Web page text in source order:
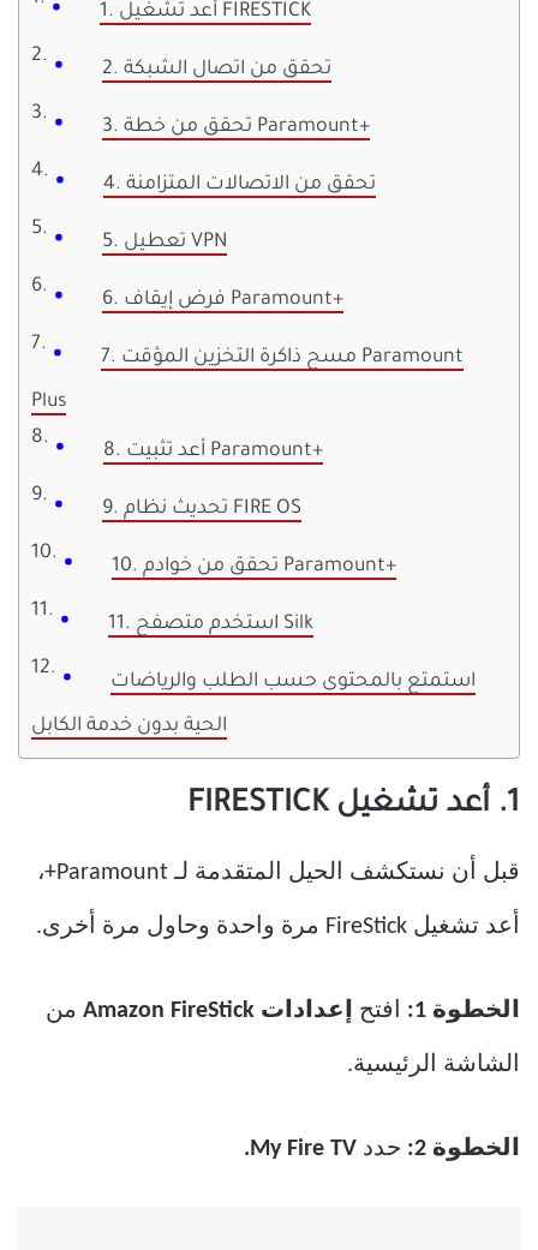
1. أعد تشغيل FIRESTICK
2. تحقق من اتصال الشبكة
3. تحقق من خطة Paramount+
4. تحقق من الاتصالات المتزامنة
5. تعطيل VPN
6. فرض إيقاف Paramount+
7. مسح ذاكرة التخزين المؤقت Paramount
Plus
8. أعد تثبيت Paramount+
9. تحديث نظام FIRE OS
10. تحقق من خوادم Paramount+
11. استخدم متصفح Silk
استمتع بالمحتوى حسب الطلب والرياضات
الحية بدون خدمة الكابل
1. أعد تشغيل FIRESTICK
قبل أن نستكشف الحيل المتقدمة لـ Paramount+،
أعد تشغيل FireStick مرة واحدة وحاول مرة أخرى.
الخطوة 1: افتح إعدادات Amazon FireStick من
الشاشة الرئيسية.
الخطوة 2: حدد